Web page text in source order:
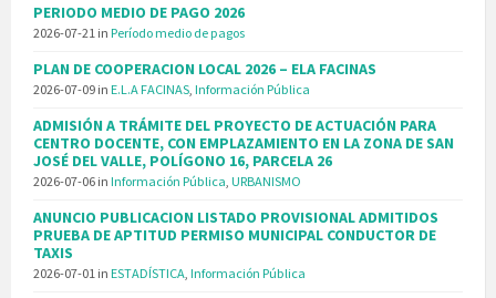
PERIODO MEDIO DE PAGO 2026
2026-07-21 in Período medio de pagos
PLAN DE COOPERACION LOCAL 2026 – ELA FACINAS
2026-07-09 in E.L.A FACINAS, Información Pública
ADMISIÓN A TRÁMITE DEL PROYECTO DE ACTUACIÓN PARA
CENTRO DOCENTE, CON EMPLAZAMIENTO EN LA ZONA DE SAN
JOSÉ DEL VALLE, POLÍGONO 16, PARCELA 26
2026-07-06 in Información Pública, URBANISMO
ANUNCIO PUBLICACION LISTADO PROVISIONAL ADMITIDOS
PRUEBA DE APTITUD PERMISO MUNICIPAL CONDUCTOR DE
TAXIS
2026-07-01 in ESTADÍSTICA, Información Pública